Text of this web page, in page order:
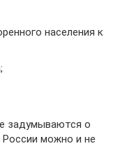
населения к
задумываются о
можно и не